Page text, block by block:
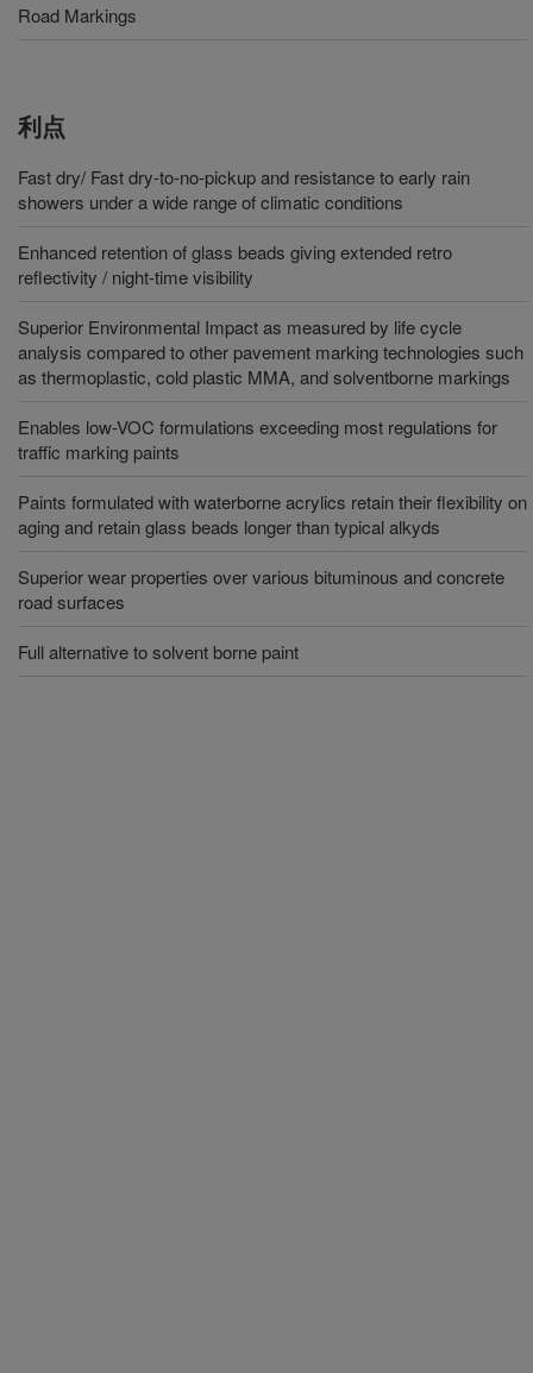
Road Markings
利点
Fast dry/ Fast dry-to-no-pickup and resistance to early rain
showers under a wide range of climatic conditions
Enhanced retention of glass beads giving extended retro
reflectivity / night-time visibility
Superior Environmental Impact as measured by life cycle
analysis compared to other pavement marking technologies such
as thermoplastic, cold plastic MMA, and solventborne markings
Enables low-VOC formulations exceeding most regulations for
traffic marking paints
Paints formulated with waterborne acrylics retain their flexibility on
aging and retain glass beads longer than typical alkyds
Superior wear properties over various bituminous and concrete
road surfaces
Full alternative to solvent borne paint